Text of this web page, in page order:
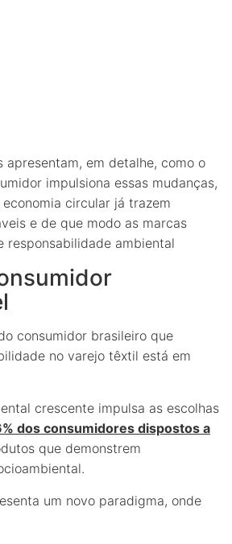
apresentam, em detalhe, como o
impulsiona essas mudanças,
circular já trazem
e de que modo as marcas
responsabilidade ambiental
consumidor brasileiro que
no varejo têxtil está em
crescente impulsa as escolhas
dos consumidores dispostos a
que demonstrem
um novo paradigma, onde